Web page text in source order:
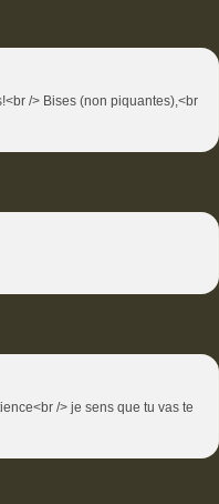
/> Bises (non piquantes),<br
/> je sens que tu vas te